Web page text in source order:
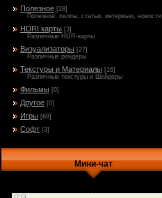
Полезное [28]
Полезное: хелпы, статьи, интервью, новости
HDRI карты [3]
Различные HDR-карты
Визуализаторы [27]
Различные рендеры
Текстуры и Материалы [16]
Различные текстуры и Шейдеры
Фильмы [0]
Другое [0]
Игры [69]
Софт [3]
Мини-чат